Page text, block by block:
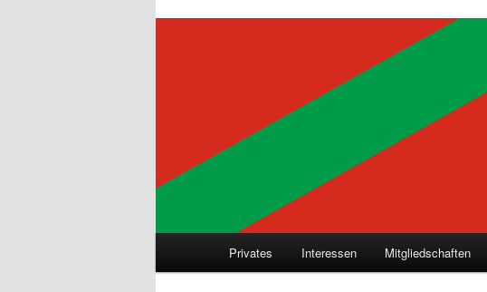
Privates Interessen Mitgliedschaften